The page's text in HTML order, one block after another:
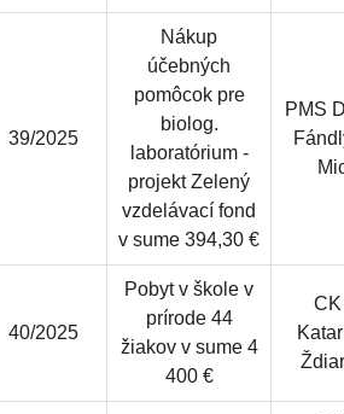
39/2025
Nákup
účebných
pomôcok pre
biolog.
laboratórium -
projekt Zelený
vzdelávací fond
v sume 394,30 €
PMS
40/2025
Pobyt v škole v
prírode 44
žiakov v sume 4
400 €
CK